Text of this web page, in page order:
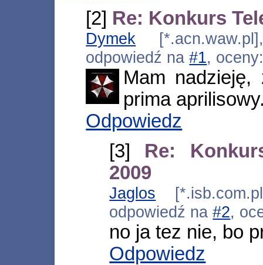
[2] Re: Konkurs
Dymek
odpowiedź na#1,
Mam
prima
Odpowiedz
[3] Re:
2009
Jaglos
odpowiedź na#2,
no ja tez nie, bo
Odpowiedz